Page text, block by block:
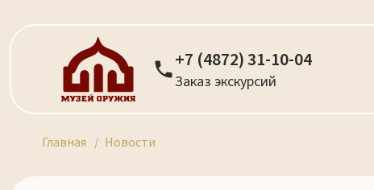
+7 (4872) 31-10-04
Заказ экскурсий
Главная Новости